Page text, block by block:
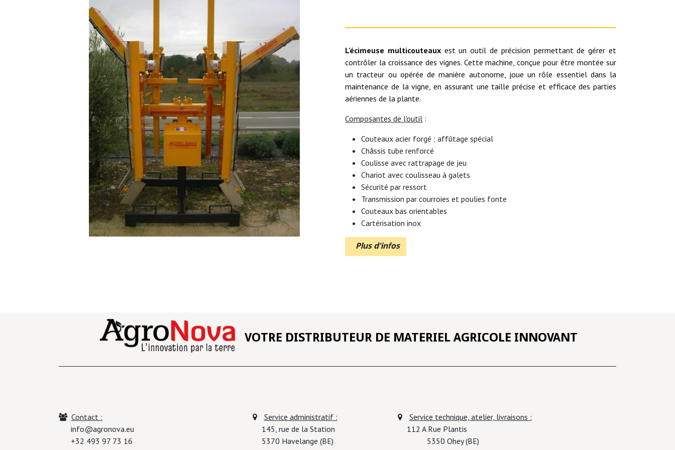
L'écimeuse multicouteaux est un outil de précision permettant de gérer et
contrôler la croissance des vignes. Cette machine, conçue pour être montée sur
un tracteur ou opérée de manière autonome, joue un rôle essentiel dans la
maintenance de la vigne, en assurant une taille précise et efficace des parties
aériennes de la plante.
Composantes de l'outil :
Couteaux acier forgé ; affûtage spécial
Châssis tube renforcé
Coulisse avec rattrapage de jeu
Chariot avec coulisseau à galets
Sécurité par ressort
Transmission par courroies et poulies fonte
Couteaux bas orientables
Cartérisation inox
Plus d'infos
VOTRE DISTRIBUTEUR DE MATERIEL AGRICOLE INNOVANT
Contact :
info@agronova.eu
+32 493 97 73 16
Service administratif :
145, rue de la Station
5370 Havelange (BE)
Service technique, atelier, livraisons :
112 A Rue Plantis
5350 Ohey (BE)